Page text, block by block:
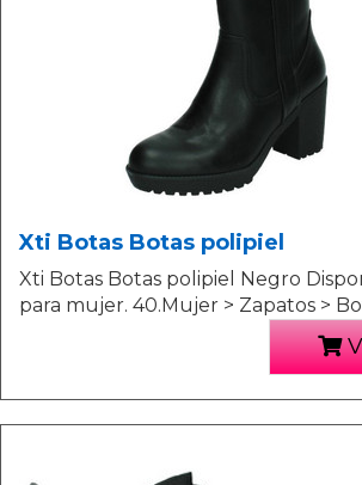
Xti Botas Botas polipiel
Xti Botas Botas polipiel Negro
para mujer. 40.Mujer > Zapatos >